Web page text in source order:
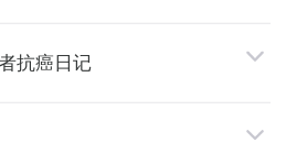
抗癌日记